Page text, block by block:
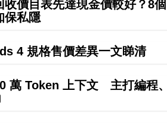
價目表先達現金價較好？8個
保私隱
4 規格售價差異一文睇清
萬 Token 上下文 主打編程、